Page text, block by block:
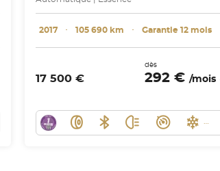
2017 ･ 105 690 km ･ Garantie 12 mois
17 500 €
dès
292 € /mois